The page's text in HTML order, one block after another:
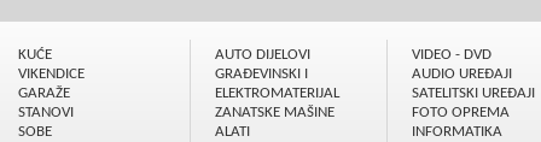
KUĆE
VIKENDICE
GARAŽE
STANOVI
SOBE
AUTO DIJELOVI
GRAÐEVINSKI I
ELEKTROMATERIJAL
ZANATSKE MAŠINE
ALATI
VIDEO - DVD
AUDIO UREÐAJI
SATELITSKI UREÐAJI
FOTO OPREMA
INFORMATIKA